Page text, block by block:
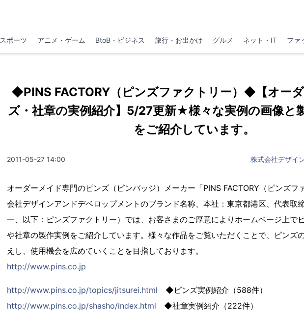
スポーツ アニメ・ゲーム BtoB・ビジネス 旅行・お出かけ グルメ ネット・IT ファ
◆PINS FACTORY（ピンズファクトリー）◆【オー
ズ・社章の実例紹介】5/27更新★様々な実例の画像と
をご紹介しています。
2011-05-27 14:00 株式会社デザイ
オーダーメイド専門のピンズ（ピンバッジ）メーカー「PINS FACTORY（ピンズフ
会社デザインアンドデベロップメントのブランド名称、本社：東京都港区、代表取
一、以下：ピンズファクトリー）では、お客さまのご厚意によりホームページ上で
や社章の製作実例をご紹介しています。様々な作品をご覧いただくことで、ピンズ
えし、使用機会を広めていくことを目指しております。
http://www.pins.co.jp
http://www.pins.co.jp/topics/jitsurei.html ◆ピンズ実例紹介（588件）
http://www.pins.co.jp/shasho/index.html ◆社章実例紹介（222件）